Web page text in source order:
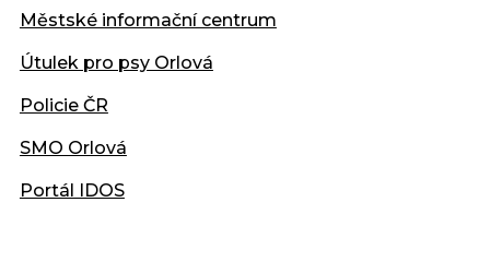
Městské informační centrum
Útulek pro psy Orlová
Policie ČR
SMO Orlová
Portál IDOS